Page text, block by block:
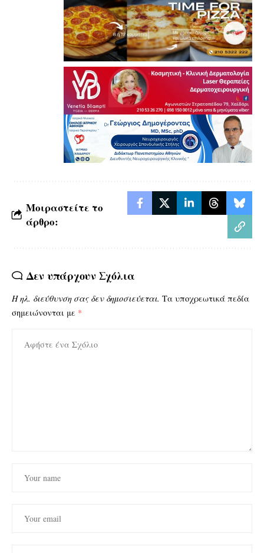
Μοιραστείτε το
άρθρο:
Δεν υπάρχουν Σχόλια
Η ηλ. διεύθυνση σας δεν δημοσιεύεται. Τα υποχρεωτικά πεδία
σημειώνονται με *